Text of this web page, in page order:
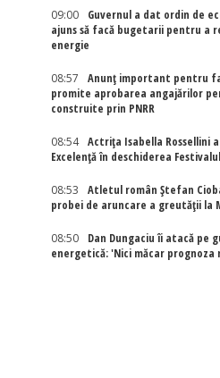
09:00
Guvernul a dat ordin de
ajuns să facă bugetarii pentru a
energie
08:57
Anunț important pentru
promite aprobarea angajărilor
construite prin PNRR
08:54
Actriţa Isabella Rossellini
Excelenţă în deschiderea
08:53
Atletul român Ștefan
probei de aruncare a greutății la
08:50
Dan Dungaciu îi atacă pe
energetică: 'Nici măcar